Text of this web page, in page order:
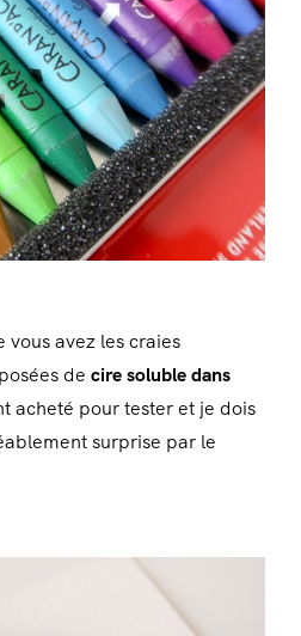
avez les craies
de cire soluble dans
acheté pour tester et je dois
surprise par le